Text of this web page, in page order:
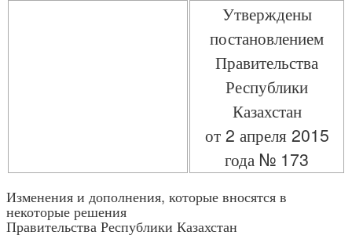
Утверждены
постановлением
Правительства
Республики
Казахстан
от 2 апреля 2015
года № 173
Изменения и дополнения, которые вносятся в
некоторые решения
Правительства Республики Казахстан